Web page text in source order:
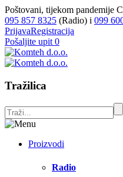
Poštovani, tijekom pandemije
095 857 8325 (Radio) i 099
PrijavaRegistracija
Pošaljite upit 0
Tražilica
Proizvodi
Radio